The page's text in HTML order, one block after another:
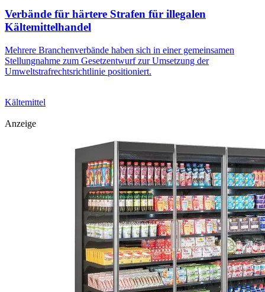
Verbände für härtere Strafen für illegalen
Kältemittelhandel
Mehrere Branchenverbände haben sich in einer gemeinsamen
Stellungnahme zum Gesetzentwurf zur Umsetzung der
Umweltstrafrechtsrichtlinie positioniert.
Kältemittel
Anzeige